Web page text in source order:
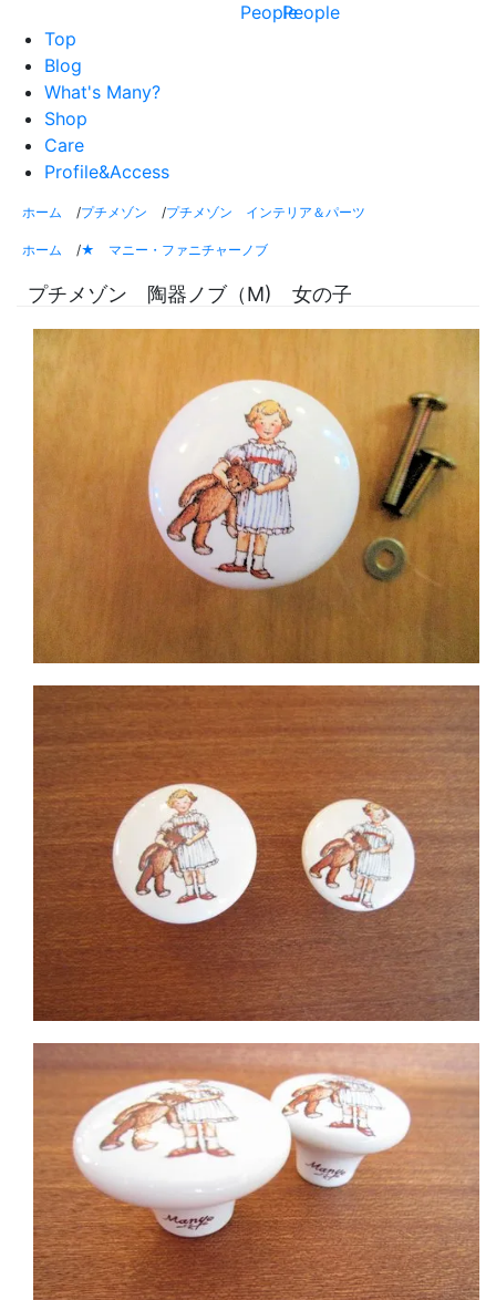
Top
Blog
What's Many?
Shop
Care
Profile&Access
ホーム /プチメゾン /プチメゾン インテリア＆パーツ
ホーム /★ マニー・ファニチャーノブ
プチメゾン 陶器ノブ（M) 女の子